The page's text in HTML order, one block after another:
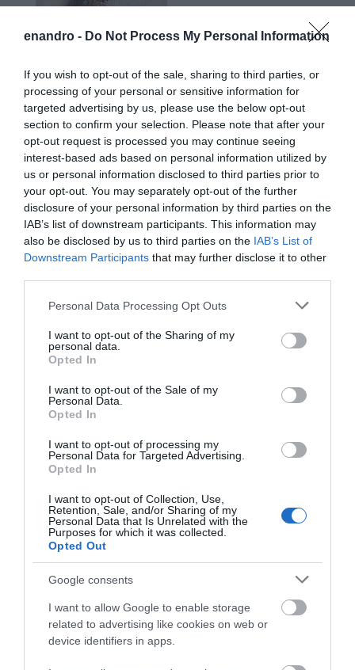
enandro - Do Not Process My Personal Information
If you wish to opt-out of the sale, sharing to third parties, or
processing of your personal or sensitive information for
targeted advertising by us, please use the below opt-out
section to confirm your selection. Please note that after your
opt-out request is processed you may continue seeing
interest-based ads based on personal information utilized by
us or personal information disclosed to third parties prior to
your opt-out. You may separately opt-out of the further
disclosure of your personal information by third parties on the
IAB’s list of downstream participants. This information may
also be disclosed by us to third parties on the IAB’s List of
Downstream Participants that may further disclose it to other
Please note that this website/app uses one or more Google
not limited to your visit or usage behaviour. You may click to
grant or deny consent to Google and its third-party tags to
use your data for below specified purposes in below Google
consent section.
Personal Data Processing Opt Outs
I want to opt-out of the Sharing of my
personal data.
Opted In
I want to opt-out of the Sale of my
Personal Data.
Opted In
I want to opt-out of processing my
Personal Data for Targeted Advertising.
Opted In
I want to opt-out of Collection, Use,
Retention, Sale, and/or Sharing of my
Personal Data that Is Unrelated with the
Purposes for which it was collected.
Opted Out
Google consents
I want to allow Google to enable storage
related to advertising like cookies on web or
device identifiers in apps.
Προτεινόμενα άρθρα
ΦΕΣΤΙΒΑΛ ΑΝΔΡΟΥ: Ένα βαθυστόχαστο έργο του
Μπέκετ
Η νεολαία της Άνδρου είναι εδώ. Χρειάζεται όμως
ΡΑΦΗΝΑ – ΘΕΟΥΤΑ σημειώσατε…
ΣΥΓΚΛΟΝΙΣΤΙΚΟΣ ΑΠΟΧΑΙΡΕΤΙΣΜΟΣ ΣΤΗ
ΡΑΦΗΝΑ ΣΤΟ «ΤΕΛΕΥΤΑΙΟ ΜΠΑΡΚΟ» ΤΟΥ